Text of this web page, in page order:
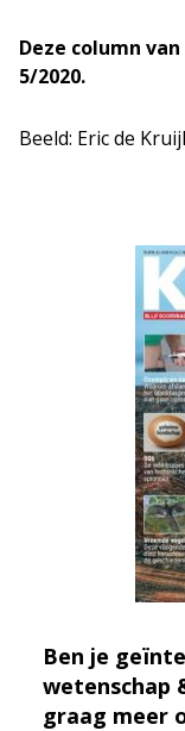
Deze column van
5/2020.
Beeld: Eric de
Ben je
wetenschap
graag meer